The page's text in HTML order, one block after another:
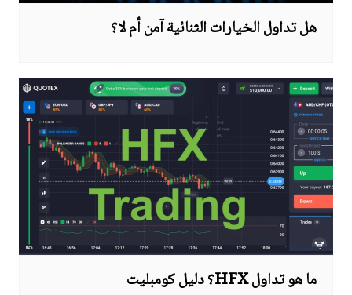
هل تداول الخيارات الثنائية آمن أم لا؟
ما هو تداول HFX؟ دليل كومبليت